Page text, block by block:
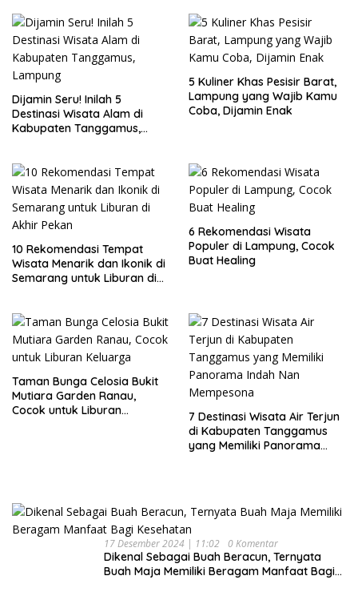
Dijamin Seru! Inilah 5
Destinasi Wisata Alam di
Kabupaten Tanggamus,
5 Kuliner Khas Pesisir Barat,
Lampung yang Wajib Kamu
Coba, Dijamin Enak
10 Rekomendasi Tempat
Wisata Menarik dan Ikonik di
Semarang untuk Liburan di
6 Rekomendasi Wisata
Populer di Lampung, Cocok
Buat Healing
Taman Bunga Celosia Bukit
Mutiara Garden Ranau,
Cocok untuk Liburan
7 Destinasi Wisata Air Terjun
di Kabupaten Tanggamus
yang Memiliki Panorama
17 Desember 2024 | 11:02 0 Komentar
Dikenal Sebagai Buah Beracun, Ternyata
Buah Maja Memiliki Beragam Manfaat Bagi